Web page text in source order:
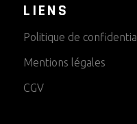
LIENS
Politique de
Mentions légales
CGV